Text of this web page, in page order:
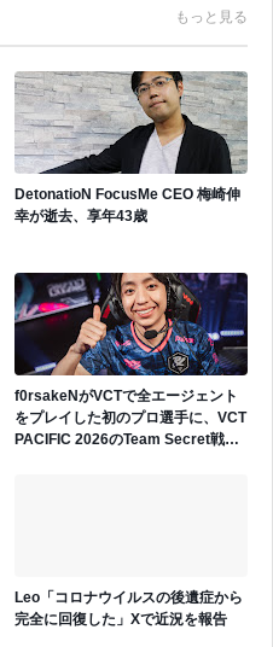
もっと見る
DetonatioN FocusMe CEO 梅崎伸
幸が逝去、享年43歳
f0rsakeNがVCTで全エージェント
をプレイした初のプロ選手に、VCT
PACIFIC 2026のTeam Secret戦で
Leo「コロナウイルスの後遺症から
完全に回復した」Xで近況を報告